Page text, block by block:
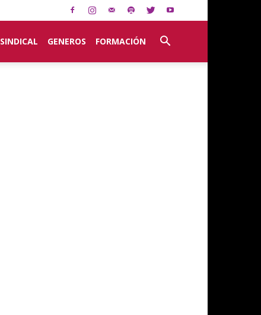
SINDICAL GENEROS FORMACIÓN